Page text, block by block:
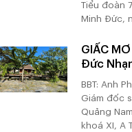
Tiểu đoàn
Minh Đức,
GIẤC
Đức
BBT: Anh
Giám đốc
Quảng
khoá XI, A